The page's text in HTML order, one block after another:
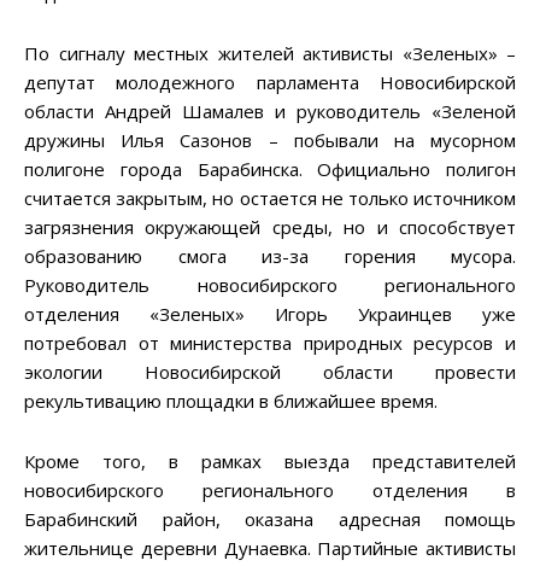
По сигналу местных жителей активисты «Зеленых» –
депутат молодежного парламента Новосибирской
области Андрей Шамалев и руководитель «Зеленой
дружины Илья Сазонов – побывали на мусорном
полигоне города Барабинска. Официально полигон
считается закрытым, но остается не только источником
загрязнения окружающей среды, но и способствует
образованию смога из-за горения мусора.
Руководитель новосибирского регионального
отделения «Зеленых» Игорь Украинцев уже
потребовал от министерства природных ресурсов и
экологии Новосибирской области провести
рекультивацию площадки в ближайшее время.
Кроме того, в рамках выезда представителей
новосибирского регионального отделения в
Барабинский район, оказана адресная помощь
жительнице деревни Дунаевка. Партийные активисты